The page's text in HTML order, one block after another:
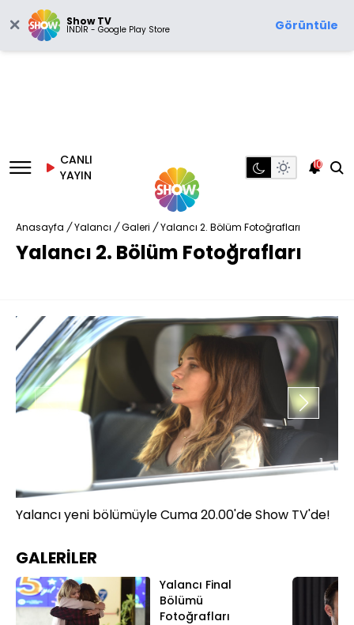
Show TV
İNDİR - Google Play Store Görüntüle
CANLI
YAYIN
10
Anasayfa / Yalancı / Galeri / Yalancı 2. Bölüm Fotoğrafları
Yalancı 2. Bölüm Fotoğrafları
Yalancı yeni bölümüyle Cuma 20.00'de Show TV'de!
GALERİLER
Yalancı Final
Bölümü
Fotoğrafları